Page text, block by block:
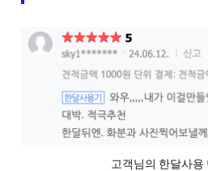
고객님의 한달사용